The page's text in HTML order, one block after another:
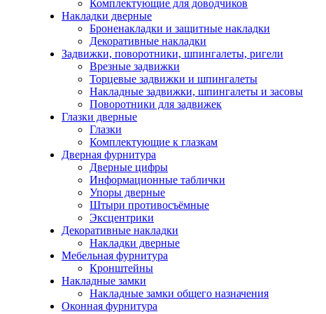
Комплектующие для доводчиков
Накладки дверные
Броненакладки и защитные накладки
Декоративные накладки
Задвижки, поворотники, шпингалеты, ригели
Врезные задвижки
Торцевые задвижки и шпингалеты
Накладные задвижки, шпингалеты и засовы
Поворотники для задвижек
Глазки дверные
Глазки
Комплектующие к глазкам
Дверная фурнитура
Дверные цифры
Информационные таблички
Упоры дверные
Штыри противосъёмные
Эксцентрики
Декоративные накладки
Накладки дверные
Мебельная фурнитура
Кронштейны
Накладные замки
Накладные замки общего назначения
Оконная фурнитура